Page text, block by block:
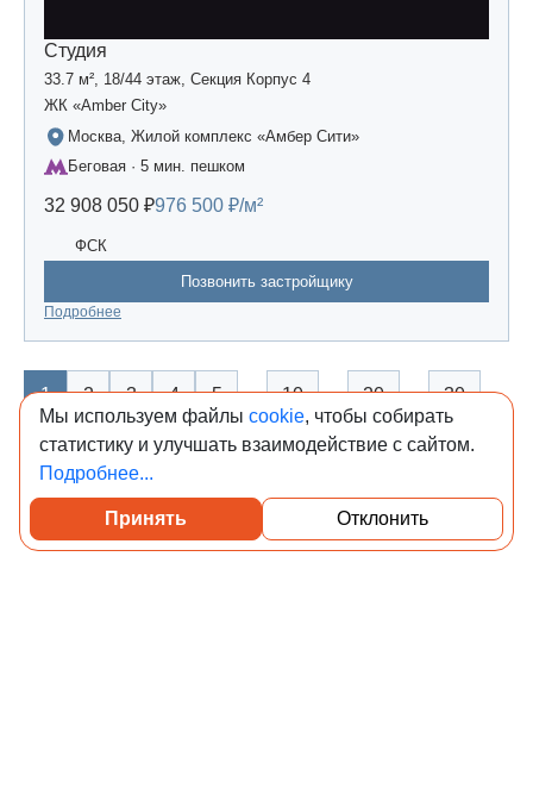
Студия
33.7 м², 18/44 этаж, Секция Корпус 4
ЖК «Amber Сity»
Москва, Жилой комплекс «Амбер Сити»
Беговая · 5 мин. пешком
32 908 050 ₽976 500 ₽/м²
ФСК
Позвонить застройщику
Подробнее
1 2 3 4 5 … 10 … 20 … 30 …
1295 1296 1297 1298 1299
Показать ещё (31148)
Мы используем файлы cookie, чтобы собирать
статистику и улучшать взаимодействие с сайтом.
Подробнее...
Принять Отклонить